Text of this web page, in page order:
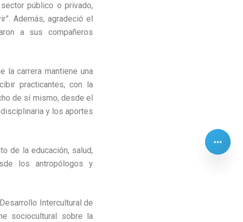
público o privado,
Además, agradeció el
a sus compañeros
la carrera mantiene una
practicantes, con la
de sí mismo, desde el
y los aportes
de la educación, salud,
los antropólogos y
Intercultural de
sociocultural sobre la